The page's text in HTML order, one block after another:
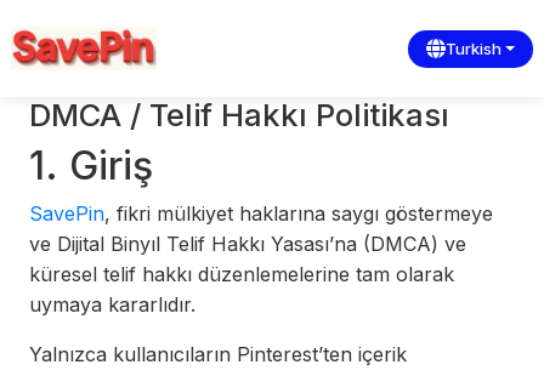
Turkish
DMCA / Telif Hakkı Politikası
1. Giriş
SavePin, fikri mülkiyet haklarına saygı göstermeye
ve Dijital Binyıl Telif Hakkı Yasası’na (DMCA) ve
küresel telif hakkı düzenlemelerine tam olarak
uymaya kararlıdır.
Yalnızca kullanıcıların Pinterest’ten içerik